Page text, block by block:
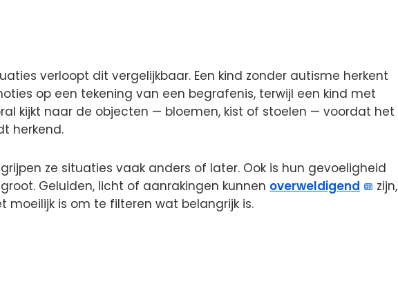
verloopt dit vergelijkbaar. Een kind zonder autisme herkent
op een tekening van een begrafenis, terwijl een kind met
kijkt naar de objecten — bloemen, kist of stoelen — voordat het
herkend.
ze situaties vaak anders of later. Ook is hun gevoeligheid
Geluiden, licht of aanrakingen kunnen overweldigend
zijn,
moeilijk is om te filteren wat belangrijk is.